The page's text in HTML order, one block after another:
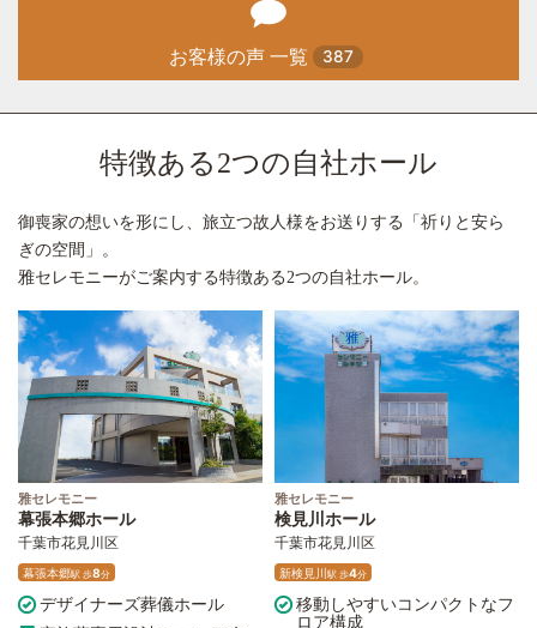
お客様の声 一覧 387
特徴ある2つの自社ホール
御喪家の想いを形にし、旅立つ故人様をお送りする「祈りと安ら
ぎの空間」。
雅セレモニーがご案内する特徴ある2つの自社ホール。
雅セレモニー
幕張本郷ホール
千葉市花見川区
幕張本郷駅歩8分
デザイナーズ葬儀ホール
雅セレモニー
検見川ホール
千葉市花見川区
新検見川駅歩4分
移動しやすいコンパクトなフ
ロア構成